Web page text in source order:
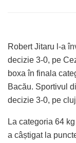
Robert Jitaru l-a
decizie 3-0, pe
boxa în finala
Bacău. Sportivul
decizie 3-0, pe
La categoria 64
a câștigat la